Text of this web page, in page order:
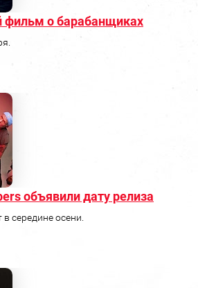
о барабанщиках
объявили дату релиза
середине осени.